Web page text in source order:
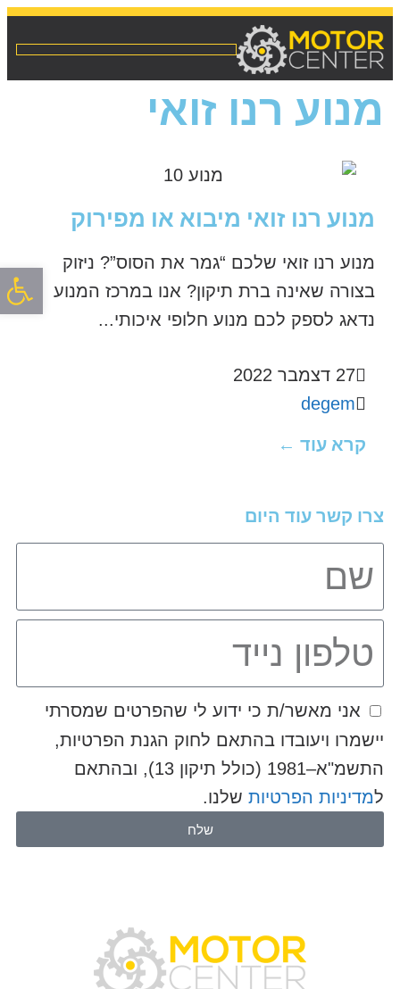
פתח
מנוע רנו זואי
מנוע רנו זואי מיבוא או מפירוק
מנוע רנו זואי שלכם “גמר את הסוס”? ניזוק
בצורה שאינה ברת תיקון? אנו במרכז המנוע
נדאג לספק לכם מנוע חלופי איכותי...
27 דצמבר 2022
degem
קרא עוד ←
צרו קשר עוד היום
אני מאשר/ת כי ידוע לי שהפרטים שמסרתי
יישמרו ויעובדו בהתאם לחוק הגנת הפרטיות,
התשמ"א–1981 (כולל תיקון 13), ובהתאם
למדיניות הפרטיותשלנו.
שלח